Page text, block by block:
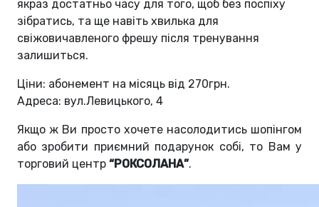
якраз достатньо часу для того, щоб без поспіху
зібратись, та ще навіть хвилька для
свіжовичавленого фрешу після тренування
залишиться.
Ціни: абонемент на місяць від 270грн.
Адреса: вул.Левицького, 4
Якщо ж Ви просто хочете насолодитись шопінгом
або зробити приємний подарунок собі, то Вам у
торговий центр “РОКСОЛАНА”.